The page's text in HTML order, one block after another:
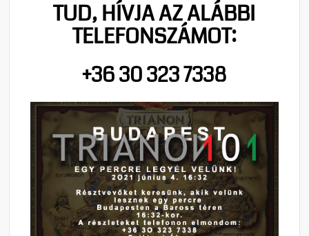
TUD, HÍVJA AZ ALÁBBI
TELEFONSZÁMOT:
+36 30 323 7338